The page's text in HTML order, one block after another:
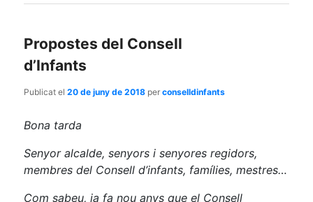
Propostes del Consell
d’Infants
Publicat el20 de juny de 2018 perconselldinfants
Bona tarda
Senyor alcalde, senyors i senyores regidors,
membres del Consell d’infants, famílies, mestres…
Com sabeu, ja fa nou anys que el Consell